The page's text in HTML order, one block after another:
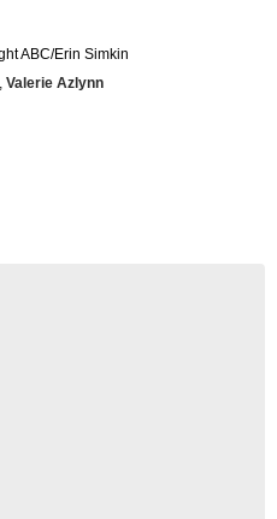
ABC/Erin Simkin
, Valerie Azlynn